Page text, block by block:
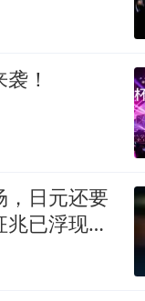
！
，日元还要
已浮现，